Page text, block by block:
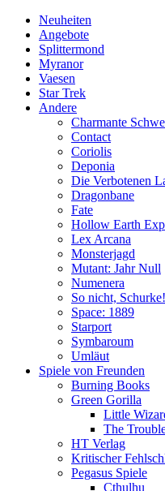
Neuheiten
Angebote
Splittermond
Myranor
Vaesen
Star Trek
Andere
Charmante
Contact
Coriolis
Deponia
Die Verbotenen
Dragonbane
Fate
Hollow Earth
Lex Arcana
Monsterjagd
Mutant: Jahr Null
Numenera
So nicht, Schurke!
Space: 1889
Starport
Symbaroum
Umläut
Spiele von Freunden
Burning Books
Green Gorilla
Little
The
HT Verlag
Kritischer
Pegasus Spiele
Cthulhu